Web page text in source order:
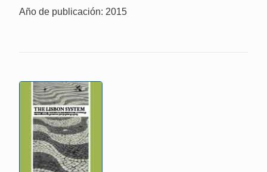
Año de publicación: 2015